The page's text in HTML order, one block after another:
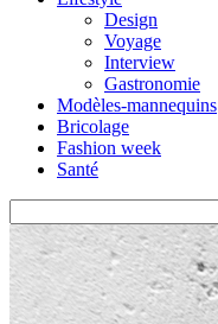
Design
Voyage
Interview
Gastronomie
Modèles-mannequins
Bricolage
Fashion week
Santé